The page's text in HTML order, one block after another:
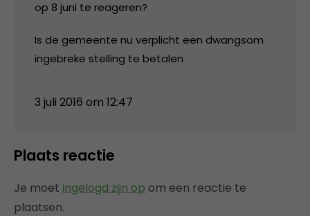
op 8 juni te reageren?
Is de gemeente nu verplicht een dwangsom
ingebreke stelling te betalen
3 juli 2016 om 12:47
Plaats reactie
Je moet ingelogd zijn op om een reactie te
plaatsen.